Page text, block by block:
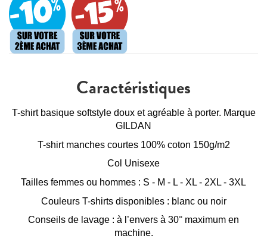
Caractéristiques
T-shirt basique softstyle doux et agréable à porter. Marque
GILDAN
T-shirt manches courtes 100% coton 150g/m2
Col Unisexe
Tailles femmes ou hommes : S - M - L - XL - 2XL - 3XL
Couleurs T-shirts disponibles : blanc ou noir
Conseils de lavage : à l’envers à 30° maximum en
machine.